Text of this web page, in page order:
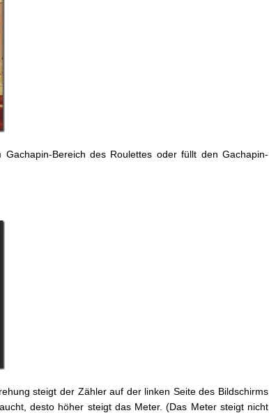
Bereich des Roulettes oder füllt den Gachapin-
steigt der Zähler auf der linken Seite des Bildschirms
desto höher steigt das Meter. (Das Meter steigt nicht